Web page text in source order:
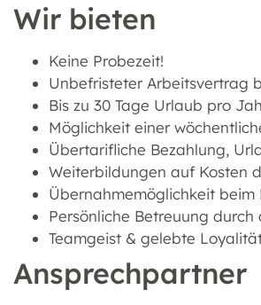
Wir bieten
Keine Probezeit!
Unbefristeter Arbeitsvertrag
Bis zu 30 Tage Urlaub pro
Möglichkeit einer
Übertarifliche Bezahlung,
Weiterbildungen auf Kosten
Übernahmemöglichkeit beim
Persönliche Betreuung durch
Teamgeist & gelebte
Ansprechpartner